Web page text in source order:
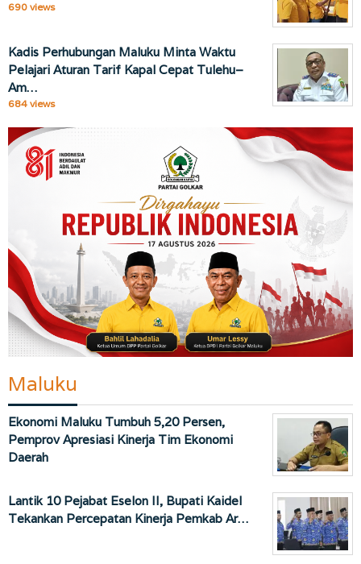
690 views
Kadis Perhubungan Maluku Minta Waktu
Pelajari Aturan Tarif Kapal Cepat Tulehu–
Am…
684 views
Maluku
Ekonomi Maluku Tumbuh 5,20 Persen,
Pemprov Apresiasi Kinerja Tim Ekonomi
Daerah
Lantik 10 Pejabat Eselon II, Bupati Kaidel
Tekankan Percepatan Kinerja Pemkab Ar…